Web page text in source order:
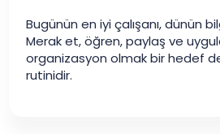
Bugünün en iyi çalışanı, dünün
Merak et, öğren, paylaş ve
organizasyon olmak bir hedef
rutinidir.